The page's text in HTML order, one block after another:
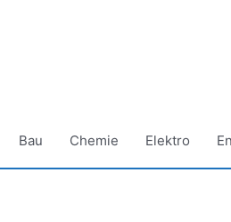
Bau Chemie Elektro